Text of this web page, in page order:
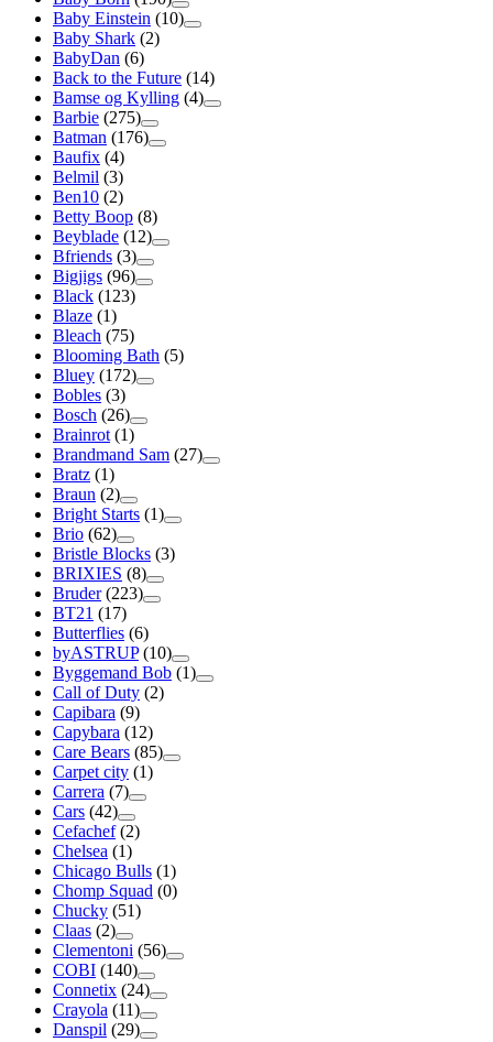
Baby Einstein (10)
Baby Shark (2)
BabyDan (6)
Back to the Future (14)
Bamse og Kylling (4)
Barbie (275)
Batman (176)
Baufix (4)
Belmil (3)
Ben10 (2)
Betty Boop (8)
Beyblade (12)
Bfriends (3)
Bigjigs (96)
Black (123)
Blaze (1)
Bleach (75)
Blooming Bath (5)
Bluey (172)
Bobles (3)
Bosch (26)
Brainrot (1)
Brandmand Sam (27)
Bratz (1)
Braun (2)
Bright Starts (1)
Brio (62)
Bristle Blocks (3)
BRIXIES (8)
Bruder (223)
BT21 (17)
Butterflies (6)
byASTRUP (10)
Byggemand Bob (1)
Call of Duty (2)
Capibara (9)
Capybara (12)
Care Bears (85)
Carpet city (1)
Carrera (7)
Cars (42)
Cefachef (2)
Chelsea (1)
Chicago Bulls (1)
Chomp Squad (0)
Chucky (51)
Claas (2)
Clementoni (56)
COBI (140)
Connetix (24)
Crayola (11)
Danspil (29)